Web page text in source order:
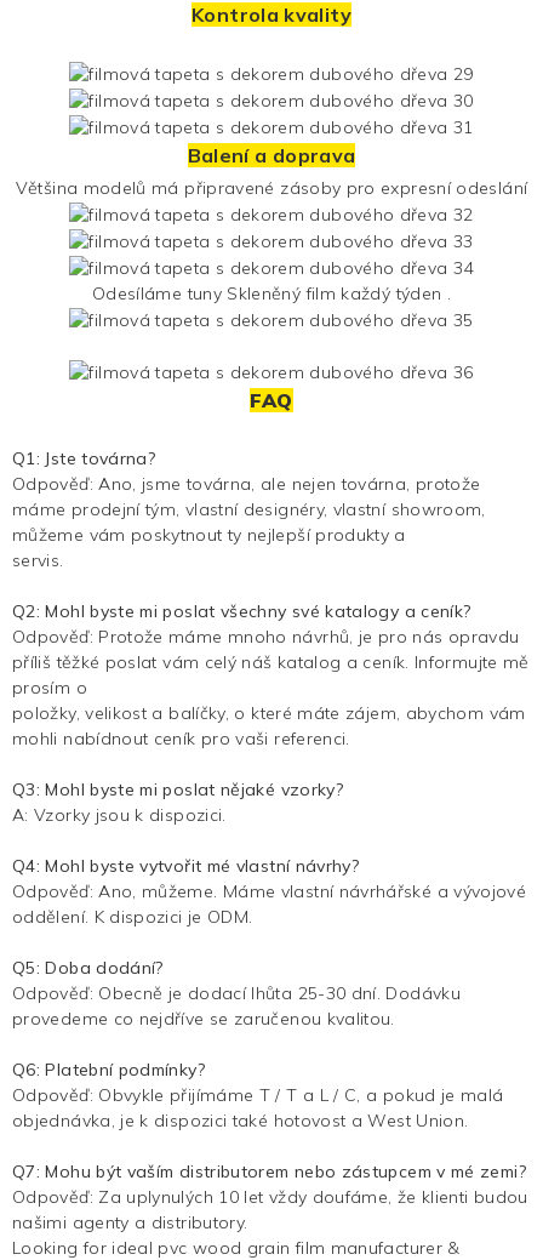
Kontrola kvality
Balení a doprava
Většina modelů má připravené zásoby pro expresní odeslání
Odesíláme tuny Skleněný film každý týden .
FAQ
Q1: Jste továrna?
Odpověď: Ano, jsme továrna, ale nejen továrna, protože
máme prodejní tým, vlastní designéry, vlastní showroom,
můžeme vám poskytnout ty nejlepší produkty a
servis.
Q2: Mohl byste mi poslat všechny své katalogy a ceník?
Odpověď: Protože máme mnoho návrhů, je pro nás opravdu
příliš těžké poslat vám celý náš katalog a ceník. Informujte mě
prosím o
položky, velikost a balíčky, o které máte zájem, abychom vám
mohli nabídnout ceník pro vaši referenci.
Q3: Mohl byste mi poslat nějaké vzorky?
A: Vzorky jsou k dispozici.
Q4: Mohl byste vytvořit mé vlastní návrhy?
Odpověď: Ano, můžeme. Máme vlastní návrhářské a vývojové
oddělení. K dispozici je ODM.
Q5: Doba dodání?
Odpověď: Obecně je dodací lhůta 25-30 dní. Dodávku
provedeme co nejdříve se zaručenou kvalitou.
Q6: Platební podmínky?
Odpověď: Obvykle přijímáme T / T a L / C, a pokud je malá
objednávka, je k dispozici také hotovost a West Union.
Q7: Mohu být vaším distributorem nebo zástupcem v mé zemi?
Odpověď: Za uplynulých 10 let vždy doufáme, že klienti budou
našimi agenty a distributory.
Looking for ideal pvc wood grain film manufacturer &